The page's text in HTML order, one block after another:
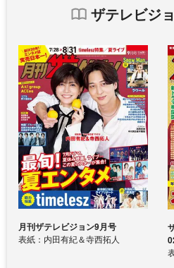
ザテレビジ
月刊ザテレビジョン9月号
表紙：内田有紀＆寺西拓人